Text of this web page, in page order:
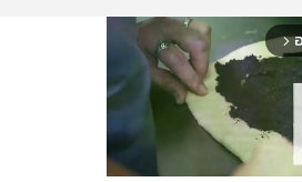
arrow_forward_ios